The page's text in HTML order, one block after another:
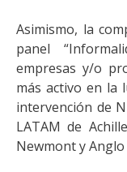
Asimismo, la
panel
empresas y/o
más activo en la
intervención de
LATAM de
Newmont y Anglo